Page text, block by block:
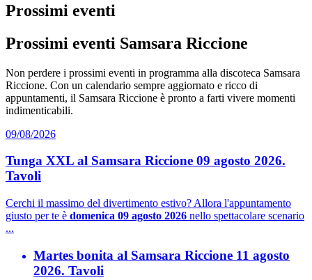
Prossimi eventi
Prossimi eventi Samsara Riccione
Non perdere i prossimi eventi in programma alla discoteca Samsara
Riccione. Con un calendario sempre aggiornato e ricco di
appuntamenti, il Samsara Riccione è pronto a farti vivere momenti
indimenticabili.
09/08/2026
Tunga XXL al Samsara Riccione 09 agosto 2026.
Tavoli
Cerchi il massimo del divertimento estivo? Allora l'appuntamento
giusto per te è domenica 09 agosto 2026 nello spettacolare scenario
...
Martes bonita al Samsara Riccione 11 agosto
2026. Tavoli